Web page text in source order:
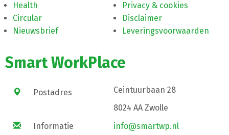
Health
Circular
Nieuwsbrief
Privacy & cookies
Disclaimer
Leveringsvoorwaarden
Smart WorkPlace
Postadres
Ceintuurbaan 28
8024 AA Zwolle
Informatie
info@smartwp.nl